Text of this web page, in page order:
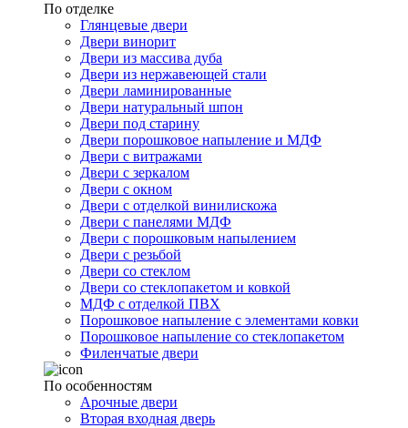
По отделке
Глянцевые двери
Двери винорит
Двери из массива дуба
Двери из нержавеющей стали
Двери ламинированные
Двери натуральный шпон
Двери под старину
Двери порошковое напыление и МДФ
Двери с витражами
Двери с зеркалом
Двери с окном
Двери с отделкой винилискожа
Двери с панелями МДФ
Двери с порошковым напылением
Двери с резьбой
Двери со стеклом
Двери со стеклопакетом и ковкой
МДФ с отделкой ПВХ
Порошковое напыление с элементами ковки
Порошковое напыление со стеклопакетом
Филенчатые двери
По особенностям
Арочные двери
Вторая входная дверь